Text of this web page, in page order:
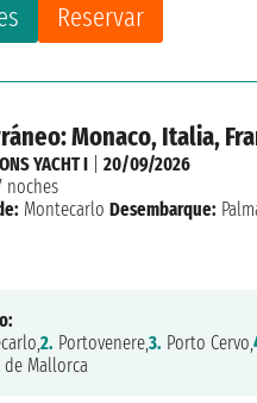
Reservar
Monaco, Italia,
YACHT I |20/09/2026
noches
Montecarlo Desembarque:
2. Portovenere,3. Porto Cervo,
de Mallorca